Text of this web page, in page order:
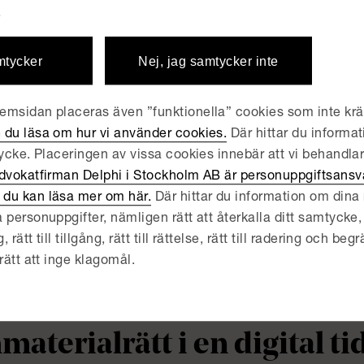
– grundkurs
AKTIVITET AKTIVITET | JUNE 2, 2026
immaterialrätt – vem
du dina tillgångar?
AKTIVITET AKTIVITET | MAY 26, 2026
och avtal för dig som
i en digital
Nej, jag samtycker inte
placeras även ”funktionella” cookies som inte
du läsa om hur vi använder cookies. Där hittar du
Placeringen av vissa cookies innebär att vi
Delphi i Stockholm AB är
kan läsa mer om här. Där hittar du information om
personuppgifter, nämligen rätt att återkalla ditt
rätt till tillgång, rätt till rättelse, rätt till radering och
att inge klagomål.